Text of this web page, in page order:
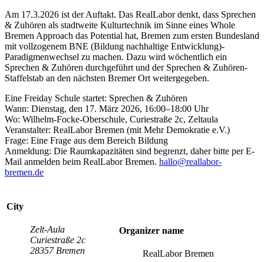
Am 17.3.2026 ist der Auftakt. Das RealLabor denkt, dass Sprechen
& Zuhören als stadtweite Kulturtechnik im Sinne eines Whole
Bremen Approach das Potential hat, Bremen zum ersten Bundesland
mit vollzogenem BNE (Bildung nachhaltige Entwicklung)-
Paradigmenwechsel zu machen. Dazu wird wöchentlich ein
Sprechen & Zuhören durchgeführt und der Sprechen & Zuhören-
Staffelstab an den nächsten Bremer Ort weitergegeben.
Eine Freiday Schule startet: Sprechen & Zuhören
Wann: Dienstag, den 17. März 2026, 16:00–18:00 Uhr
Wo: Wilhelm-Focke-Oberschule, Curiestraße 2c, Zeltaula
Veranstalter: RealLabor Bremen (mit Mehr Demokratie e.V.)
Frage: Eine Frage aus dem Bereich Bildung
Anmeldung: Die Raumkapazitäten sind begrenzt, daher bitte per E-
Mail anmelden beim RealLabor Bremen. hallo@reallabor-
bremen.de
City
Zelt-Aula
Curiestraße 2c
28357 Bremen
Organizer name
RealLabor Bremen